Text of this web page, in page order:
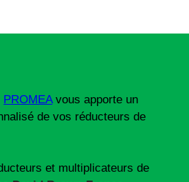
PROMEAvous apporte un
de vos réducteurs de
et multiplicateurs de